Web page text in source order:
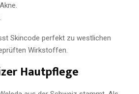
Skincode perfekt zu westlichen
Wirkstoffen.
Hautpflege